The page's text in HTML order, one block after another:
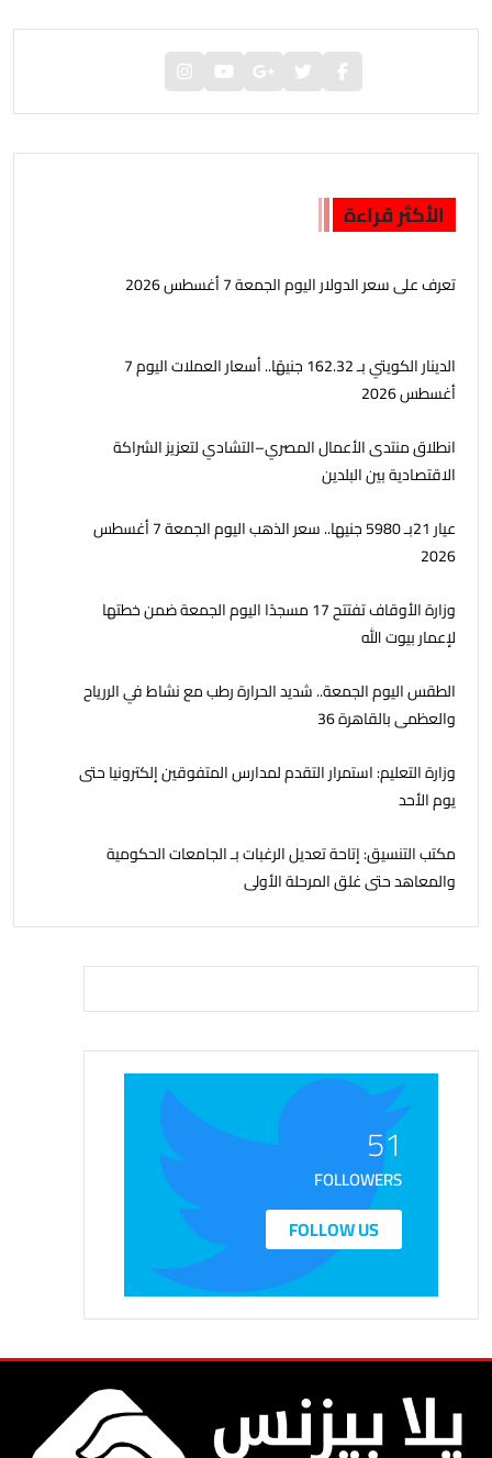
الأكثر قراءة
تعرف على سعر الدولار اليوم الجمعة 7 أغسطس 2026
الدينار الكويتي بـ 162.32 جنيهًا.. أسعار العملات اليوم 7
أغسطس 2026
انطلاق منتدى الأعمال المصري–التشادي لتعزيز الشراكة
الاقتصادية بين البلدين
عيار 21بـ 5980 جنيها.. سعر الذهب اليوم الجمعة 7 أغسطس
2026
وزارة الأوقاف تفتتح 17 مسجدًا اليوم الجمعة ضمن خطتها
لإعمار بيوت الله
الطقس اليوم الجمعة.. شديد الحرارة رطب مع نشاط في الررياح
والعظمى بالقاهرة 36
وزارة التعليم: استمرار التقدم لمدارس المتفوقين إلكترونيا حتى
يوم الأحد
مكتب التنسيق: إتاحة تعديل الرغبات بـ الجامعات الحكومية
والمعاهد حتى غلق المرحلة الأولى
51
FOLLOWERS
FOLLOW US